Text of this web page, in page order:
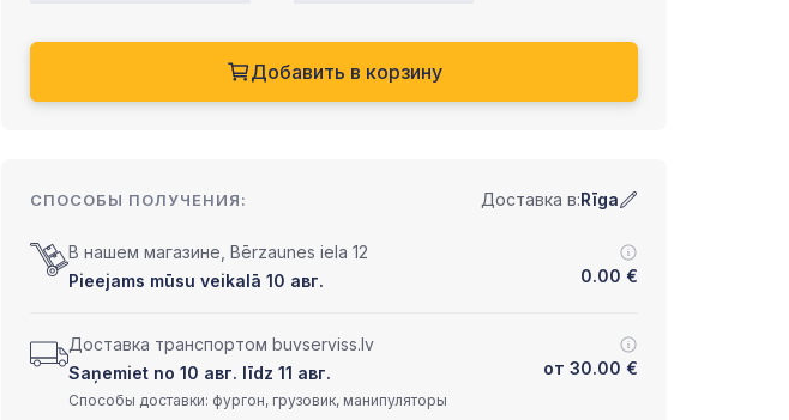
Добавить в корзину
СПОСОБЫ ПОЛУЧЕНИЯ: Доставка в:Rīga
В нашем магазине, Bērzaunes iela 12
Pieejams mūsu veikalā 10 авг.
0.00 €
Доставка транспортом buvserviss.lv
Saņemiet no 10 авг. līdz 11 авг.
от 30.00 €
Способы доставки: фургон, грузовик, манипуляторы